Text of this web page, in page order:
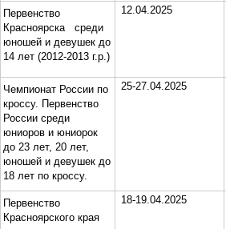
Первенство
Красноярска среди
юношей и девушек до
14 лет (2012-2013 г.р.)
12.04.2025
Чемпионат России по
кроссу. Первенство
России среди
юниоров и юниорок
до 23 лет, 20 лет,
юношей и девушек до
18 лет по кроссу.
25-27.04.2025
Первенство
Красноярского края
18-19.04.2025